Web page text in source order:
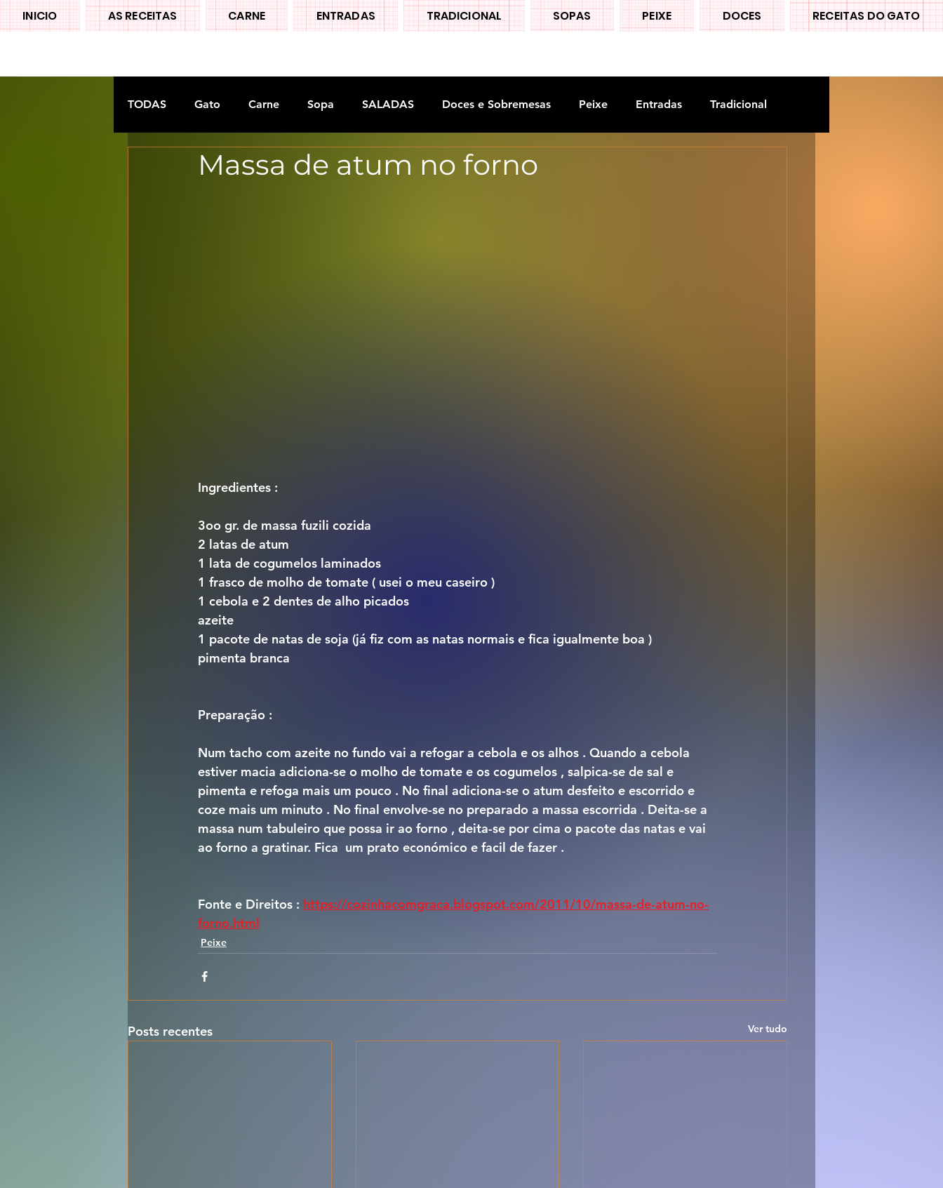
INICIO AS RECEITAS CARNE ENTRADAS TRADICIONAL SOPAS PEIXE DOCES RECEITAS DO GATO
TODAS Gato Carne Sopa SALADAS Doces e Sobremesas Peixe Entradas Tradicional
Doces tradiconais FRUTAS Legumes
Massa de atum no forno
Ingredientes :
3oo gr. de massa fuzili cozida
2 latas de atum
1 lata de cogumelos laminados
1 frasco de molho de tomate ( usei o meu caseiro )
1 cebola e 2 dentes de alho picados
azeite
1 pacote de natas de soja (já fiz com as natas normais e fica igualmente boa )
pimenta branca
Preparação :
Num tacho com azeite no fundo vai a refogar a cebola e os alhos . Quando a cebola
estiver macia adiciona-se o molho de tomate e os cogumelos , salpica-se de sal e
pimenta e refoga mais um pouco . No final adiciona-se o atum desfeito e escorrido e
coze mais um minuto . No final envolve-se no preparado a massa escorrida . Deita-se a
massa num tabuleiro que possa ir ao forno , deita-se por cima o pacote das natas e vai
ao forno a gratinar. Fica  um prato económico e facil de fazer .
Fonte e Direitos : https://cozinhacomgraca.blogspot.com/2011/10/massa-de-atum-no-
forno.html
Peixe
Posts recentes Ver tudo